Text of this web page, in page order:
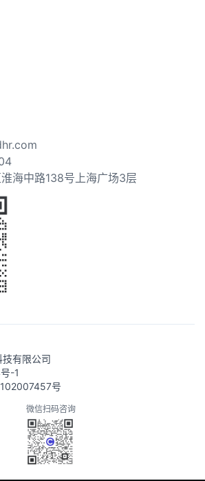
海中路138号上海广场3层
有限公司
-1
号
微信扫码咨询